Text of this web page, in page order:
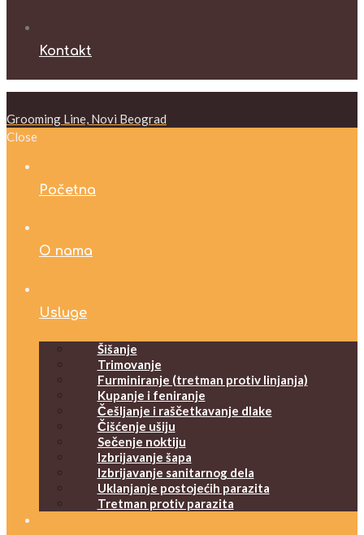
Kontakt
Grooming Line, Novi Beograd
Close
Početna
O nama
Usluge
Šišanje
Trimovanje
Furminiranje (tretman protiv linjanja)
Kupanje i feniranje
Češljanje i raščetkavanje dlake
Čišćenje ušiju
Sečenje noktiju
Izbrijavanje šapa
Izbrijavanje sanitarnog dela
Uklanjanje postojećih parazita
Tretman protiv parazita